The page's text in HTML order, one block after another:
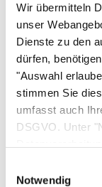
Wir übermitteln
unser
Dienste zu den
dürfen,
"Auswahl
stimmen Sie
umfasst auch
DSGVO. Unter
Notwendig
Organismen
Menschen
oft Haut oder
dort Schaden
sie sich
entzündet sich